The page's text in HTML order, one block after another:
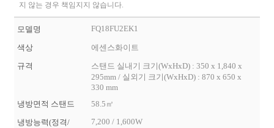
지 않는 경우 책임지지 않습니다.
모델명 FQ18FU2EK1
색상
에센스화이트
규격
스탠드 실내기 크기(WxHxD) : 350 x 1,840 x
295mm / 실외기 크기(WxHxD) : 870 x 650 x
330 mm
냉방면적 스탠드
58.5㎡
냉방능력(정격/
7,200 / 1,600W